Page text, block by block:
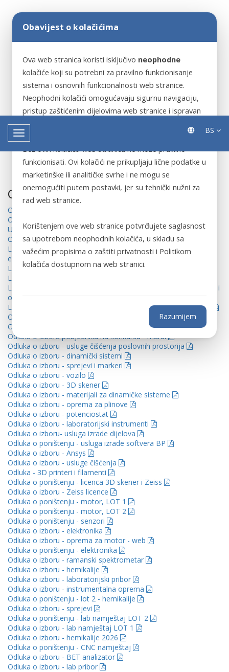
Obavijest o kolačićima
Ova web stranica koristi isključivo neophodne
kolačiće koji su potrebni za pravilno funkcionisanje
sistema i osnovnih funkcionalnosti web stranice.
Neophodni kolačići omogućavaju sigurnu navigaciju,
pristup zaštićenim dijelovima web stranice i ispravan
rad ključnih servisa.
Bez ovih kolačića web stranica ne može pravilno
funkcionisati. Ovi kolačići ne prikupljaju lične podatke u
marketinške ili analitičke svrhe i ne mogu se
onemogućiti putem postavki, jer su tehnički nužni za
rad web stranice.
Korištenjem ove web stranice potvrđujete saglasnost
sa upotrebom neophodnih kolačića, u skladu sa
važećim propisima o zaštiti privatnosti i Politikom
kolačića dostupnom na web stranici.
Razumijem
BS
Odluke
Odluka o izboru 3d skenera
Odluka o pokretanju 3D skener
Ugovor- 3d skener
Odluka o poništenju - usluga konsultovanja i savjetovanja
LOT 1 - Instrumenti, pribor i potrošni materijal za
elektrohemijska mjerenja
LOT 2 - Hemikalije
LOT 4 - Oprema i ketridži za prečišćavanje gasova
LOT 9 - Swagelok cijevi, fleksibilna crijeva, pripadajući konektor i
oprema ili ekvivalent
LOT 11 - Prese i odgovarajući dodaci za pripremu presovanja
Odluka o izboru - računarska oprema
Odluka_o_izboru_-_kancelarijski_namještaj
Odluka o izboru pobjedniku na konkursu - mural
Odluka o izboru - usluge čišćenja poslovnih prostorija
Odluka o izboru - dinamički sistemi
Odluka o izboru - sprejevi i markeri
Odluka o izboru - vozilo
Odluka o izboru - 3D skener
Odluka o izboru - materijali za dinamičke sisteme
Odluka o izboru - oprema za plinove
Odluka o izboru - potenciostat
Odluka o izboru - laboratorijski instrumenti
Odluka o izboru- usluga izrade dijelova
Odluka o poništenju - usluga izrade softvera BP
Odluka o izboru - Ansys
Odluka o izboru - usluge čišćenja
Odluka - 3D printeri i filamenti
Odluka o poništenju - licenca 3D skener i Zeiss
Odluka o izboru - Zeiss licence
Odluka o poništenju - motor, LOT 1
Odluka o poništenju - motor, LOT 2
Odluka o poništenju - senzori
Odluka o izboru - elektronika
Odluka o izboru - oprema za motor - web
Odluka o poništenju - elektronika
Odluka o izboru - ramanski spektrometar
Odluka o izboru - hemikalije
Odluka o izboru - laboratorijski pribor
Odluka o izboru - instrumentalna oprema
Odluka o poništenju - lot 2 - hemikalije
Odluka o izboru - sprejevi
Odluka o poništenju - lab namještaj LOT 2
Odluka o izboru - lab namještaj LOT 1
Odluka o izboru - hemikalije 2026
Odluka o poništenju - CNC namještaj
Odluka o izboru - BET analizator
Odluka o izboru - lab pribor